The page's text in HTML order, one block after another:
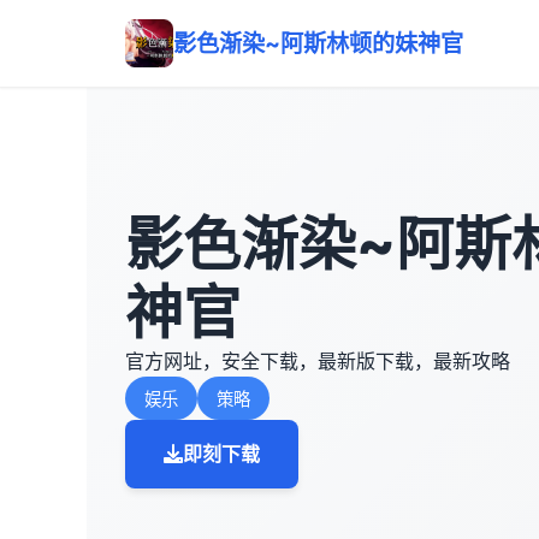
影色渐染~阿斯林顿的妹神官
影色渐染~阿斯
神官
官方网址，安全下载，最新版下载，最新攻略
娱乐 策略
即刻下载